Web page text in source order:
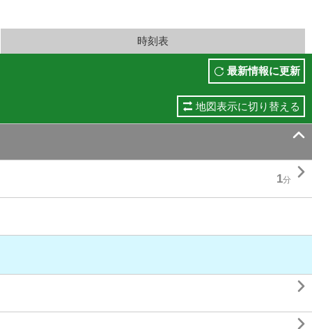
時刻表
最新情報に更新
地図表示に切り替える

1分 
